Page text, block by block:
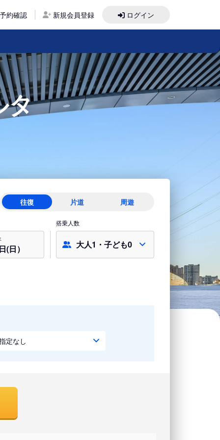
約確認 新規会員登録 ログイン
タ
往復 片道 周遊
(日）
搭乗人数
大人1・子ども0
定なし